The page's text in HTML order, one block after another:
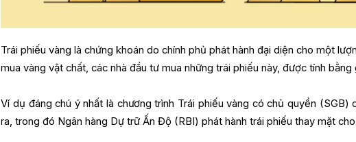
Trái phiếu vàng là chứng khoán do chính phủ phát hành đại diện cho một
mua vàng vật chất, các nhà đầu tư mua những trái phiếu này, được tính bằng
Ví dụ đáng chú ý nhất là chương trình Trái phiếu vàng có chủ quyền (SGB)
ra, trong đó Ngân hàng Dự trữ Ấn Độ (RBI) phát hành trái phiếu thay mặt